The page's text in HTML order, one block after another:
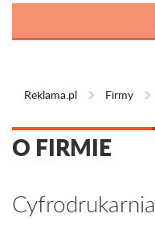
Reklama.pl Firmy
O FIRMIE
Cyfrodrukarnia